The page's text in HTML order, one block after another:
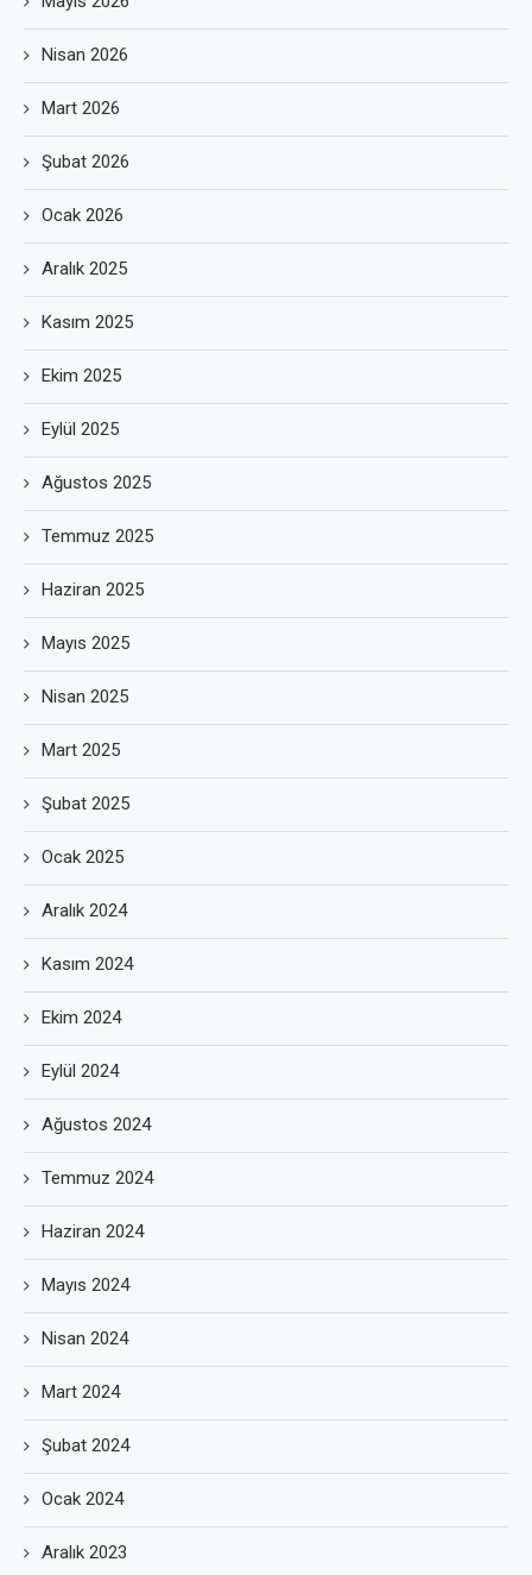
Nisan 2026
Mart 2026
Şubat 2026
Ocak 2026
Aralık 2025
Kasım 2025
Ekim 2025
Eylül 2025
Ağustos 2025
Temmuz 2025
Haziran 2025
Mayıs 2025
Nisan 2025
Mart 2025
Şubat 2025
Ocak 2025
Aralık 2024
Kasım 2024
Ekim 2024
Eylül 2024
Ağustos 2024
Temmuz 2024
Haziran 2024
Mayıs 2024
Nisan 2024
Mart 2024
Şubat 2024
Ocak 2024
Aralık 2023